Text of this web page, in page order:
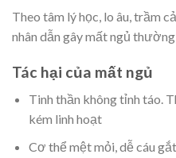
Theo tâm lý học, lo âu, trầm
nhân dẫn gây mất ngủ
Tác hại của mất ngủ
Tinh thần không tỉnh táo.
kém linh hoạt
Cơ thể mệt mỏi, dễ cáu